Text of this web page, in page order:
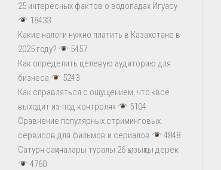
25 интересных фактов о водопадах Игуасу
18433
Какие налоги нужно платить в Казахстане в
2025 году?
5457
Как определить целевую аудиторию для
бизнеса
5243
Как справляться с ощущением, что «всё
выходит из-под контроля»
5104
Сравнение популярных стриминговых
сервисов для фильмов и сериалов
4848
Сатурн сақиналары туралы 26 қызықты дерек
4760